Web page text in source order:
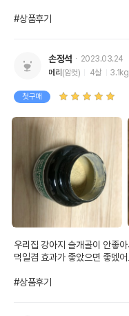
#상품후기
손정석
2023.03.24
메리 (암컷) 4살 3.1kg
첫구매
우리집 강아지 슬개골이 안좋
먹일겸 효과가 좋았으면 좋뎄어
#상품후기